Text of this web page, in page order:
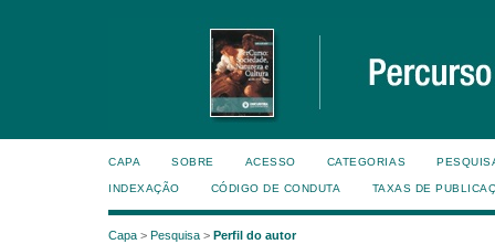
CAPA SOBRE ACESSO CATEGORIAS
INDEXAÇÃO CÓDIGO DE CONDUTA TAXAS DE
Capa > Pesquisa > Perfil do autor